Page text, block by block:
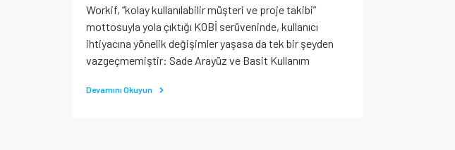
Workif, “kolay kullanılabilir müşteri ve proje takibi”
mottosuyla yola çıktığı KOBİ serüveninde, kullanıcı
ihtiyacına yönelik değişimler yaşasa da tek bir şeyden
vazgeçmemiştir: Sade Arayüz ve Basit Kullanım
Devamını Okuyun